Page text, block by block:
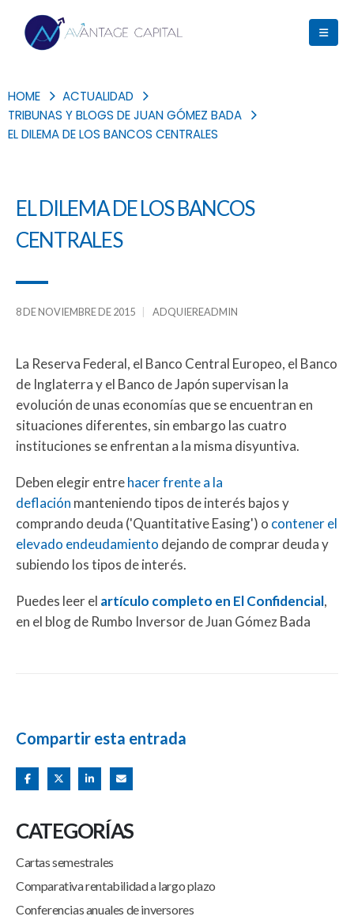
HOME
ACTUALIDAD
TRIBUNAS Y BLOGS DE JUAN GÓMEZ BADA
EL DILEMA DE LOS BANCOS CENTRALES
EL DILEMA DE LOS BANCOS
CENTRALES
8 DE NOVIEMBRE DE 2015 ADQUIEREADMIN
La Reserva Federal, el Banco Central Europeo, el Banco
de Inglaterra y el Banco de Japón supervisan la
evolución de unas economías que se encuentran en
situaciones diferentes, sin embargo las cuatro
instituciones se enfrentan a la misma disyuntiva.
Deben elegir entrehacer frente a la
deflación manteniendo tipos de interés bajos y
comprando deuda ('Quantitative Easing') o contener el
elevado endeudamiento dejando de comprar deuda y
subiendo los tipos de interés.
Puedes leer el artículo completo en El Confidencial,
en el blog de Rumbo Inversor de Juan Gómez Bada
Compartir esta entrada
CATEGORÍAS
Cartas semestrales
Comparativa rentabilidad a largo plazo
Conferencias anuales de inversores